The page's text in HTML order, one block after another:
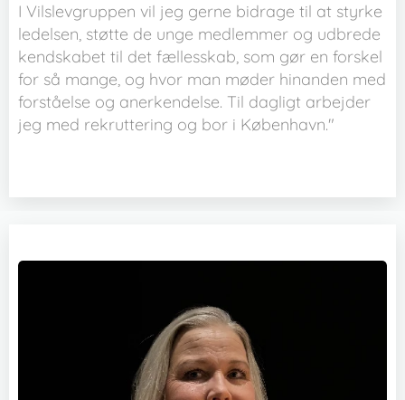
I Vilslevgruppen vil jeg gerne bidrage til at styrke
ledelsen, støtte de unge medlemmer og udbrede
kendskabet til det fællesskab, som gør en forskel
for så mange, og hvor man møder hinanden med
forståelse og anerkendelse. Til dagligt arbejder
jeg med rekruttering og bor i København."